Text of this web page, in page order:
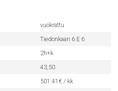
vuokrattu
Tiedonkaari 6 E 6
2h+k
43,50
501.41€ / kk